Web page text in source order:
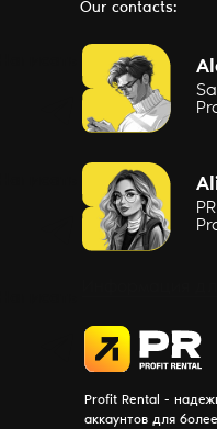
Profit Rental -
аккаунтов для
Our contacts: